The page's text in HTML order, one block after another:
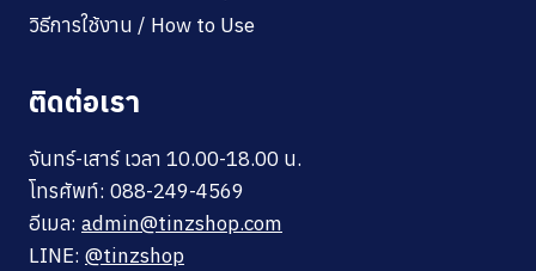
วิธีการใช้งาน / How to Use
ติดต่อเรา
จันทร์-เสาร์ เวลา 10.00-18.00 น.
โทรศัพท์: 088-249-4569
อีเมล: admin@tinzshop.com
LINE: @tinzshop